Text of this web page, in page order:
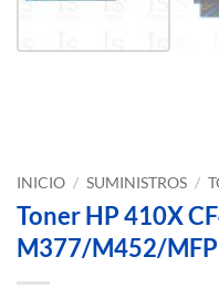
INICIO / SUMINISTROS /
Toner HP 410X
M377/M452/